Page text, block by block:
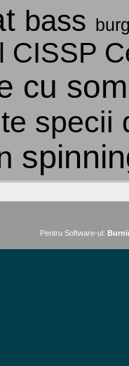
bass
CISSP
cu
specii
Pentru Software-ul: